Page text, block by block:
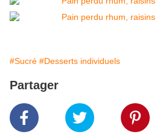
#Sucré #Desserts individuels
Partager